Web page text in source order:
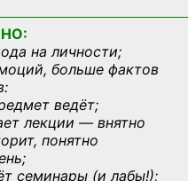
на личности;
больше фактов
ведёт;
лекции — внятно
понятно
семинары (и лабы!);